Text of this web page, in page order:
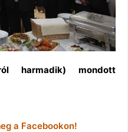
harmadik) mondott
a Facebookon!